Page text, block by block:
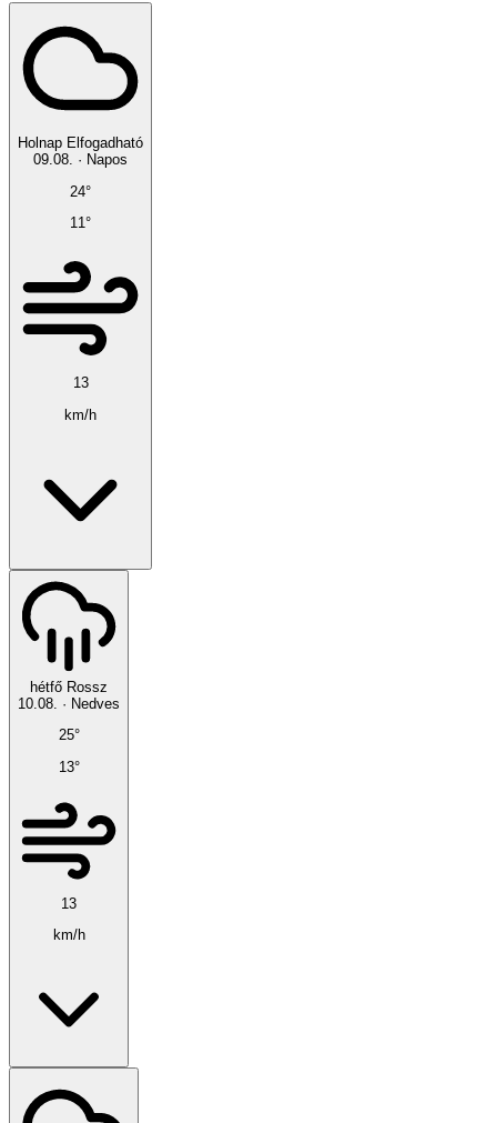
Holnap Elfogadható
09.08. · Napos
24°
11°
13
km/h
hétfő Rossz
10.08. · Nedves
25°
13°
13
km/h